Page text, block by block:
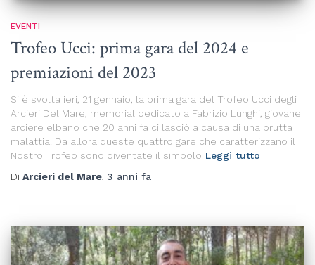
EVENTI
Trofeo Ucci: prima gara del 2024 e
premiazioni del 2023
Si è svolta ieri, 21 gennaio, la prima gara del Trofeo Ucci degli
Arcieri Del Mare, memorial dedicato a Fabrizio Lunghi, giovane
arciere elbano che 20 anni fa ci lasciò a causa di una brutta
malattia. Da allora queste quattro gare che caratterizzano il
Nostro Trofeo sono diventate il simbolo Leggi tutto
Di Arcieri del Mare, 3 anni fa